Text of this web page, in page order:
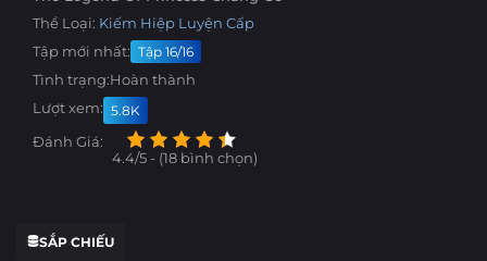
Thể Loại: Kiếm Hiệp Luyện Cấp
Tập mới nhất: Tập 16/16
Tình trạng:Hoàn thành
Lượt xem: 5.8K
Đánh Giá:
4.4/5 - (18 bình chọn)
SẮP CHIẾU